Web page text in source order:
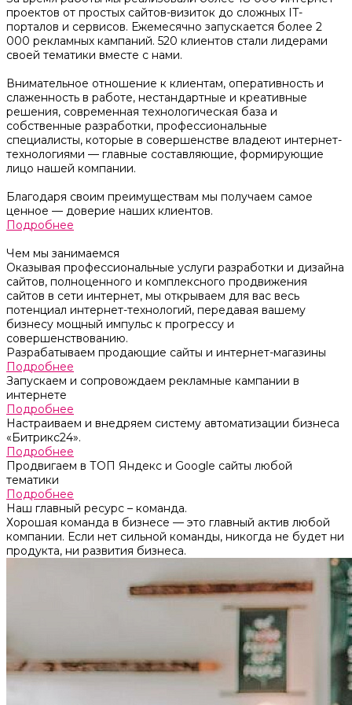
проектов от простых сайтов-визиток до сложных IT-
порталов и сервисов. Ежемесячно запускается более 2
000 рекламных кампаний. 520 клиентов стали лидерами
своей тематики вместе с нами.
Внимательное отношение к клиентам, оперативность и
слаженность в работе, нестандартные и креативные
решения, современная технологическая база и
собственные разработки, профессиональные
специалисты, которые в совершенстве владеют интернет-
технологиями — главные составляющие, формирующие
лицо нашей компании.
Благодаря своим преимуществам мы получаем самое
ценное — доверие наших клиентов.
Подробнее
Чем мы занимаемся
Оказывая профессиональные услуги разработки и дизайна
сайтов, полноценного и комплексного продвижения
сайтов в сети интернет, мы открываем для вас весь
потенциал интернет-технологий, передавая вашему
бизнесу мощный импульс к прогрессу и
совершенствованию.
Разрабатываем продающие сайты и интернет-магазины
Подробнее
Запускаем и сопровождаем рекламные кампании в
интернете
Подробнее
Настраиваем и внедряем систему автоматизации бизнеса
«Битрикс24».
Подробнее
Продвигаем в ТОП Яндекс и Google сайты любой
тематики
Подробнее
Наш главный ресурс – команда.
Хорошая команда в бизнесе — это главный актив любой
компании. Если нет сильной команды, никогда не будет ни
продукта, ни развития бизнеса.